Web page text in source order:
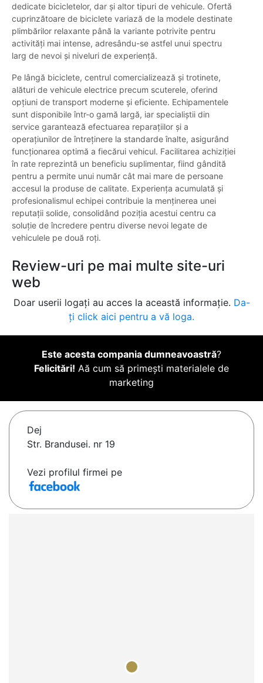
dedicate bicicletelor, dar și altor tipuri de vehicule. Ofertă
cuprinzătoare de biciclete variază de la modele destinate
plimbărilor relaxante până la variante potrivite pentru
activități mai intense, adresându-se astfel unui spectru
larg de nevoi și niveluri de experiență.
Pe lângă biciclete, centrul comercializează și trotinete,
alături de vehicule electrice precum scuterele, oferind
opțiuni de transport moderne și eficiente. Echipamentele
sunt disponibile într-o gamă largă, iar specialiștii din
service garantează efectuarea reparațiilor și a
operațiunilor de întreținere la standarde înalte, asigurând
funcționarea optimă a fiecărui vehicul. Facilitarea achiziției
în rate reprezintă un beneficiu suplimentar, fiind gândită
pentru a permite unui număr cât mai mare de persoane
accesul la produse de calitate. Experiența acumulată și
profesionalismul echipei contribuie la menținerea unei
reputații solide, consolidând poziția acestui centru ca
soluție de încredere pentru diverse nevoi legate de
vehiculele pe două roți.
Review-uri pe mai multe site-uri
web
Doar userii logați au acces la această informație. Da-
ți click aici pentru a vă loga.
Este acesta compania dumneavoastră?
Felicitări! Aă cum să primești materialele de
marketing
Dej
Str. Brandusei. nr 19
Vezi profilul firmei pe